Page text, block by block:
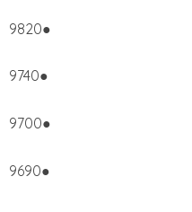
9820●
9740●
9700●
9690●